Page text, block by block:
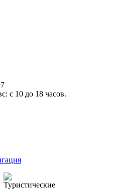
с 10 до 18 часов.